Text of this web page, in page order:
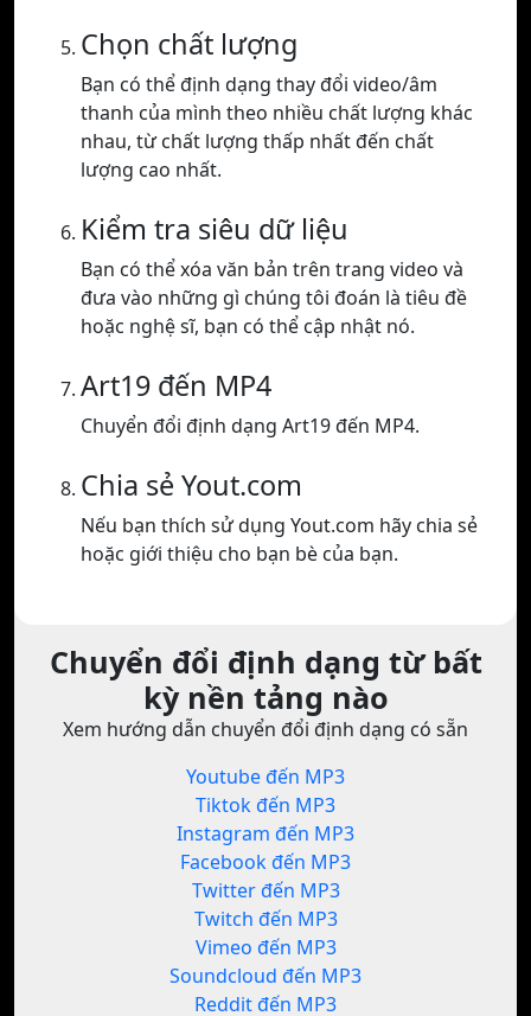
Chọn chất lượng
Bạn có thể định dạng thay đổi video/âm
thanh của mình theo nhiều chất lượng khác
nhau, từ chất lượng thấp nhất đến chất
lượng cao nhất.
Kiểm tra siêu dữ liệu
Bạn có thể xóa văn bản trên trang video và
đưa vào những gì chúng tôi đoán là tiêu đề
hoặc nghệ sĩ, bạn có thể cập nhật nó.
Art19 đến MP4
Chuyển đổi định dạng Art19 đến MP4.
Chia sẻ Yout.com
Nếu bạn thích sử dụng Yout.com hãy chia sẻ
hoặc giới thiệu cho bạn bè của bạn.
Chuyển đổi định dạng từ bất
kỳ nền tảng nào
Xem hướng dẫn chuyển đổi định dạng có sẵn
Youtube đến MP3
Tiktok đến MP3
Instagram đến MP3
Facebook đến MP3
Twitter đến MP3
Twitch đến MP3
Vimeo đến MP3
Soundcloud đến MP3
Reddit đến MP3